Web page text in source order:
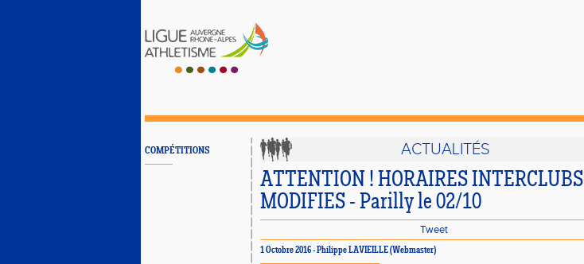
COMPÉTITIONS ACTUALITÉS
ATTENTION ! HORAIRES INTERCLUBS
MODIFIES - Parilly le 02/10
Tweet
1 Octobre 2016 - Philippe LAVIEILLE (Webmaster)